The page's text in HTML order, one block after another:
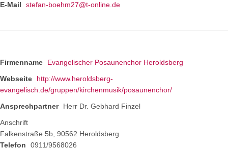
E-Mail
stefan-boehm27@t-online.de
Firmenname
Evangelischer Posaunenchor Heroldsberg
Webseite
http://www.heroldsberg-
evangelisch.de/gruppen/kirchenmusik/posaunenchor/
Ansprechpartner
Herr Dr. Gebhard Finzel
Anschrift
Falkenstraße 5b, 90562 Heroldsberg
Telefon
0911/9568026